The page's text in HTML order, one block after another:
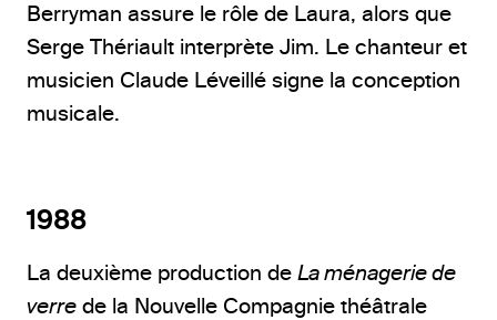
Berryman assure le rôle de Laura, alors que
Serge Thériault interprète Jim. Le chanteur et
musicien Claude Léveillé signe la conception
musicale.
1988
La deuxième production de La ménagerie de
verre de la Nouvelle Compagnie théâtrale